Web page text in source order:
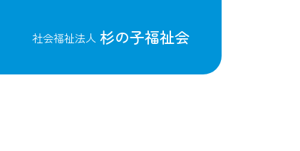
社会福祉法人 杉の子福祉会